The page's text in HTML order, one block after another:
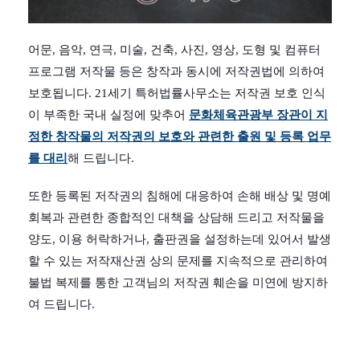
어문, 음악, 연극, 미술, 건축, 사진, 영상, 도형 및 컴퓨터
프로그램 저작물 등은 창작과 동시에 저작권법에 의하여
보호됩니다. 21세기 특허법률사무소는 저작권 보호 인식
이 부족한 국내 실정에 맞추어 문화체육관광부 장관이 지
정한 창작물의 저작권의 보호와 관련한 출원 및 등록 업무
를 대리해 드립니다.
또한 등록된 저작권의 침해에 대응하여 손해 배상 및 명예
회복과 관련한 종합적인 대책을 상담해 드리고 저작물을
양도, 이용 허락하거나, 출판권을 설정하는데 있어서 발생
할 수 있는 저작재산권 상의 문제를 지속적으로 관리하여
불법 복제를 통한 고객님의 저작권 훼손을 미연에 방지하
여 드립니다.